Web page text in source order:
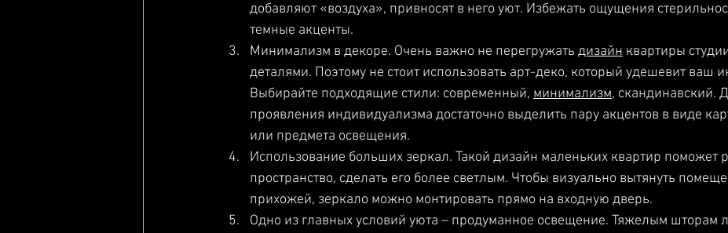
добавляют «воздуха», привносят в него уют. Избежать ощущения
темные акценты.
Минимализм в декоре. Очень важно не перегружать дизайн квартиры
деталями. Поэтому не стоит использовать арт-деко, который удешевит ваш
Выбирайте подходящие стили: современный, минимализм, скандинавский.
проявления индивидуализма достаточно выделить пару акцентов в виде
или предмета освещения.
Использование больших зеркал. Такой дизайн маленьких квартир поможет
пространство, сделать его более светлым. Чтобы визуально вытянуть
прихожей, зеркало можно монтировать прямо на входную дверь.
Одно из главных условий уюта – продуманное освещение. Тяжелым шторам